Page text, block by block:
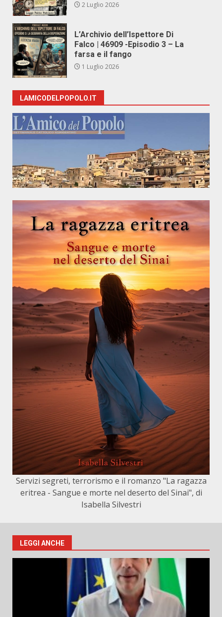
2 Luglio 2026
L’Archivio dell’Ispettore Di
Falco | 46909 -Episodio 3 – La
farsa e il fango
1 Luglio 2026
LAMICODELPOPOLO.IT
Servizi segreti, terrorismo e il romanzo "La ragazza
eritrea - Sangue e morte nel deserto del Sinai", di
Isabella Silvestri
LEGGI ANCHE